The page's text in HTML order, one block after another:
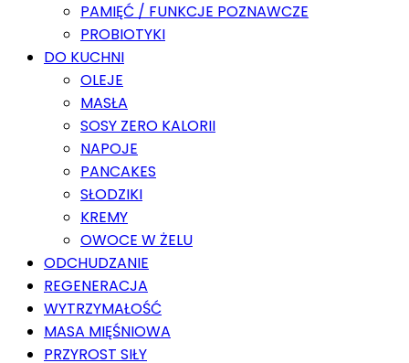
PAMIĘĆ / FUNKCJE POZNAWCZE
PROBIOTYKI
DO KUCHNI
OLEJE
MASŁA
SOSY ZERO KALORII
NAPOJE
PANCAKES
SŁODZIKI
KREMY
OWOCE W ŻELU
ODCHUDZANIE
REGENERACJA
WYTRZYMAŁOŚĆ
MASA MIĘŚNIOWA
PRZYROST SIŁY